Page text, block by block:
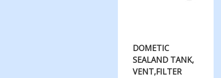
DOMETIC
SEALAND TANK,​
VENT,​FILTER